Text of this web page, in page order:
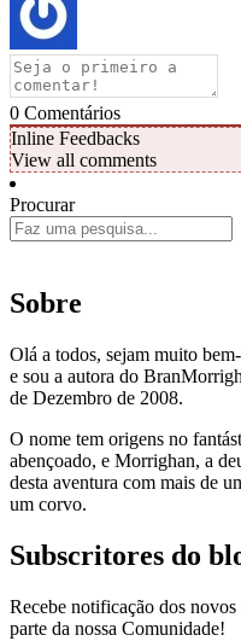
0 Comentários
Inline Feedbacks
View all comments
Procurar
Sobre
Olá a todos, sejam muito
e sou a autora do
de Dezembro de 2008.
O nome tem origens no
abençoado, e Morrighan, a
desta aventura com mais de
um corvo.
Subscritores do
Recebe notificação dos
parte da nossa Comunidade!